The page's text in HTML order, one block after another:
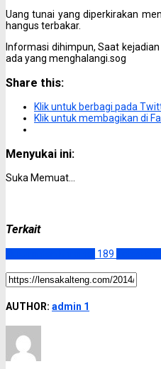
Uang tunai yang diperkirakan
hangus terbakar.
Informasi dihimpun, Saat
ada yang menghalangi.sog
Share this:
Klik untuk berbagi pada
Klik untuk membagikan di
Menyukai ini:
Suka Memuat...
Terkait
189
AUTHOR: admin 1